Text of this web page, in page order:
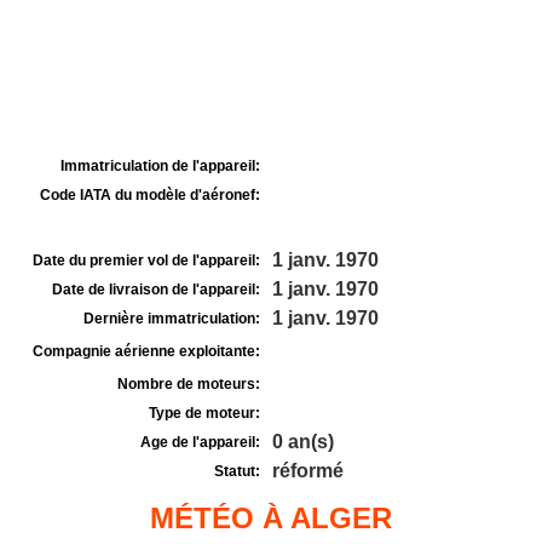
Immatriculation de l'appareil:
Code IATA du modèle d'aéronef:
Date du premier vol de l'appareil: 1 janv. 1970
Date de livraison de l'appareil: 1 janv. 1970
Dernière immatriculation: 1 janv. 1970
Compagnie aérienne exploitante:
Nombre de moteurs:
Type de moteur:
Age de l'appareil:
0 an(s)
Statut: réformé
MÉTÉO À ALGER